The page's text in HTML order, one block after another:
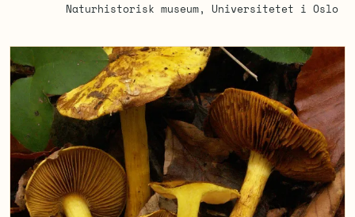
Naturhistorisk museum, Universitetet i Oslo